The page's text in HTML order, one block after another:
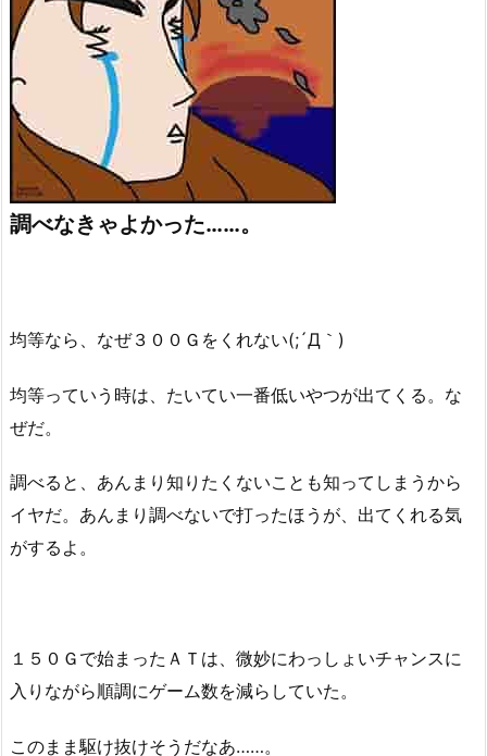
調べなきゃよかった……。
均等なら、なぜ３００Ｇをくれない(;´Д｀)
均等っていう時は、たいてい一番低いやつが出てくる。な
ぜだ。
調べると、あんまり知りたくないことも知ってしまうから
イヤだ。あんまり調べないで打ったほうが、出てくれる気
がするよ。
１５０Ｇで始まったＡＴは、微妙にわっしょいチャンスに
入りながら順調にゲーム数を減らしていた。
このまま駆け抜けそうだなあ……。